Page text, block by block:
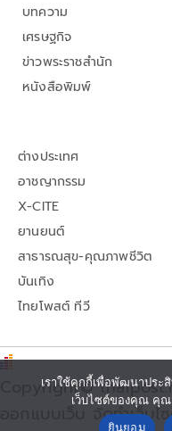
บทความ
เศรษฐกิจ
ข่าวพระราชสำนัก
หนังสือพิมพ์
ต่างประเทศ
อาชญากรรม
X-CITE
ยานยนต์
สาธารณสุข-คุณภาพชีวิต
บันเทิง
ไทยโพสต์ ทีวี
Copyright©
ออกแบบเว็บ จัดทำเว็บ
เราใช้คุกกี้เพื่อพัฒนาปร
เว็บไซต์ของคุณ คุณ
ยินยอม